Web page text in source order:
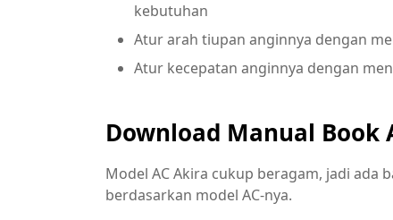
kebutuhan
Atur arah tiupan anginnya dengan
Atur kecepatan anginnya dengan
Download Manual Book
Model AC Akira cukup beragam, jadi ada
berdasarkan model AC-nya.